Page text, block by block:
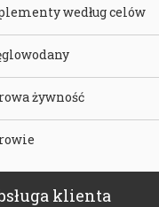
według celów
żywność
klienta